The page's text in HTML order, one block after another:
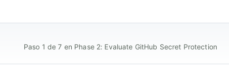
Paso 1 de 7 en Phase 2: Evaluate GitHub Secret Protection